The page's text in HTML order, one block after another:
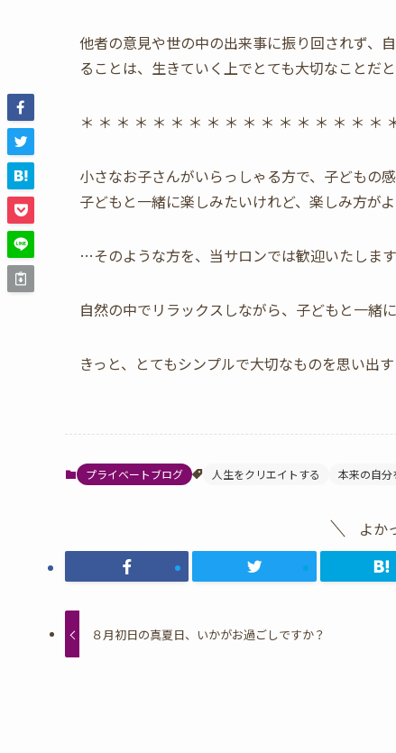
他者の意見や世の中の出来事に振り回されず、
ることは、生きていく上でとても大切なことだと
＊ ＊ ＊ ＊ ＊ ＊ ＊ ＊ ＊ ＊ ＊ ＊ ＊ ＊ ＊ ＊ ＊
小さなお子さんがいらっしゃる方で、子どもの
子どもと一緒に楽しみたいけれど、楽しみ方がよ
…そのような方を、当サロンでは歓迎いたします
自然の中でリラックスしながら、子どもと一緒
きっと、とてもシンプルで大切なものを思い出
プライベートブログ 人生をクリエイトする 本来の自分
よか
８月初日の真夏日、いかがお過ごしですか？